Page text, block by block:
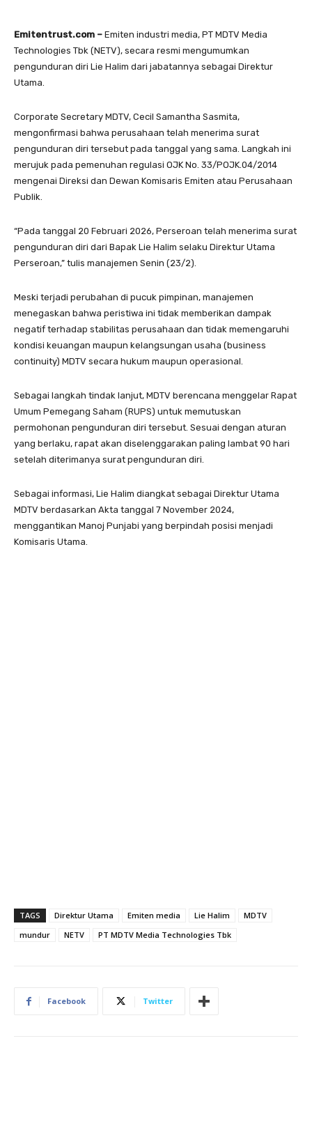
Emitentrust.com – Emiten industri media, PT MDTV Media
Technologies Tbk (NETV), secara resmi mengumumkan
pengunduran diri Lie Halim dari jabatannya sebagai Direktur
Utama.
Corporate Secretary MDTV, Cecil Samantha Sasmita,
mengonfirmasi bahwa perusahaan telah menerima surat
pengunduran diri tersebut pada tanggal yang sama. Langkah ini
merujuk pada pemenuhan regulasi OJK No. 33/POJK.04/2014
mengenai Direksi dan Dewan Komisaris Emiten atau Perusahaan
Publik.
“Pada tanggal 20 Februari 2026, Perseroan telah menerima surat
pengunduran diri dari Bapak Lie Halim selaku Direktur Utama
Perseroan,” tulis manajemen Senin (23/2).
Meski terjadi perubahan di pucuk pimpinan, manajemen
menegaskan bahwa peristiwa ini tidak memberikan dampak
negatif terhadap stabilitas perusahaan dan tidak memengaruhi
kondisi keuangan maupun kelangsungan usaha (business
continuity) MDTV secara hukum maupun operasional.
Sebagai langkah tindak lanjut, MDTV berencana menggelar Rapat
Umum Pemegang Saham (RUPS) untuk memutuskan
permohonan pengunduran diri tersebut. Sesuai dengan aturan
yang berlaku, rapat akan diselenggarakan paling lambat 90 hari
setelah diterimanya surat pengunduran diri.
Sebagai informasi, Lie Halim diangkat sebagai Direktur Utama
MDTV berdasarkan Akta tanggal 7 November 2024,
menggantikan Manoj Punjabi yang berpindah posisi menjadi
Komisaris Utama.
TAGS Direktur Utama Emiten media Lie Halim
MDTV
mundur
NETV PT MDTV Media Technologies Tbk
Facebook Twitter